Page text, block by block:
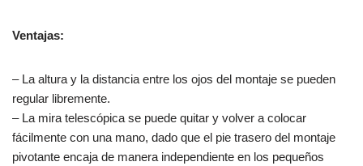
Ventajas:
– La altura y la distancia entre los ojos del montaje se pueden
regular libremente.
– La mira telescópica se puede quitar y volver a colocar
fácilmente con una mano, dado que el pie trasero del montaje
pivotante encaja de manera independiente en los pequeños